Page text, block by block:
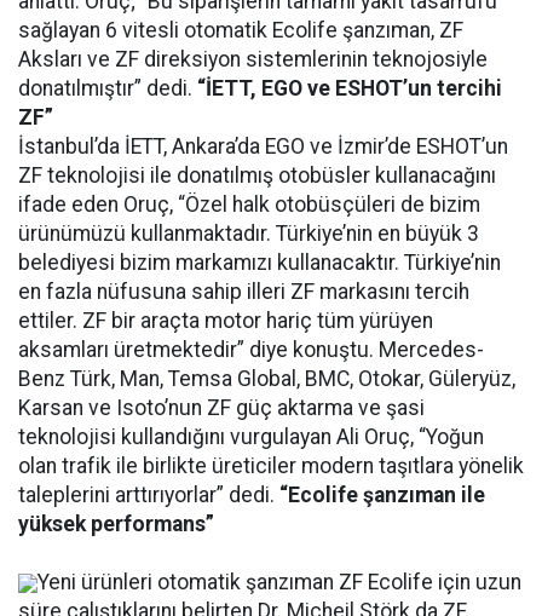
sağlayan 6 vitesli otomatik Ecolife şanzıman, ZF
Aksları ve ZF direksiyon sistemlerinin teknojosiyle
donatılmıştır” dedi. “İETT, EGO ve ESHOT’un tercihi
ZF”
İstanbul’da İETT, Ankara’da EGO ve İzmir’de ESHOT’un
ZF teknolojisi ile donatılmış otobüsler kullanacağını
ifade eden Oruç, “Özel halk otobüsçüleri de bizim
ürünümüzü kullanmaktadır. Türkiye’nin en büyük 3
belediyesi bizim markamızı kullanacaktır. Türkiye’nin
en fazla nüfusuna sahip illeri ZF markasını tercih
ettiler. ZF bir araçta motor hariç tüm yürüyen
aksamları üretmektedir” diye konuştu. Mercedes-
Benz Türk, Man, Temsa Global, BMC, Otokar, Güleryüz,
Karsan ve Isoto’nun ZF güç aktarma ve şasi
teknolojisi kullandığını vurgulayan Ali Oruç, “Yoğun
olan trafik ile birlikte üreticiler modern taşıtlara yönelik
taleplerini arttırıyorlar” dedi. “Ecolife şanzıman ile
yüksek performans”
Yeni ürünleri otomatik şanzıman ZF Ecolife için uzun
süre çalıştıklarını belirten Dr. Micheil Störk da ZF